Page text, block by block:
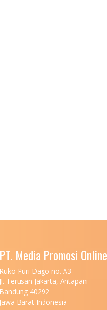
PT. Media Promosi Online
Ruko Puri Dago no. A3
Jl. Terusan Jakarta, Antapani
Bandung 40292
Jawa Barat Indonesia